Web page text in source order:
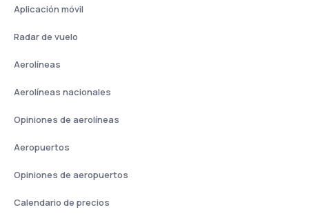
Aplicación móvil
Radar de vuelo
Aerolíneas
Aerolíneas nacionales
Opiniones de aerolíneas
Aeropuertos
Opiniones de aeropuertos
Calendario de precios